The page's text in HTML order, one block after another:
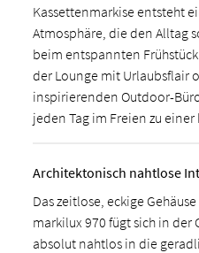
Kassettenmarkise entsteht
Atmosphäre, die den Alltag
beim entspannten
der Lounge mit Urlaubsflair
inspirierenden Outdoor-
jeden Tag im Freien zu
Architektonisch nahtlose
Das zeitlose, eckige
markilux 970 fügt sich in der
absolut nahtlos in die